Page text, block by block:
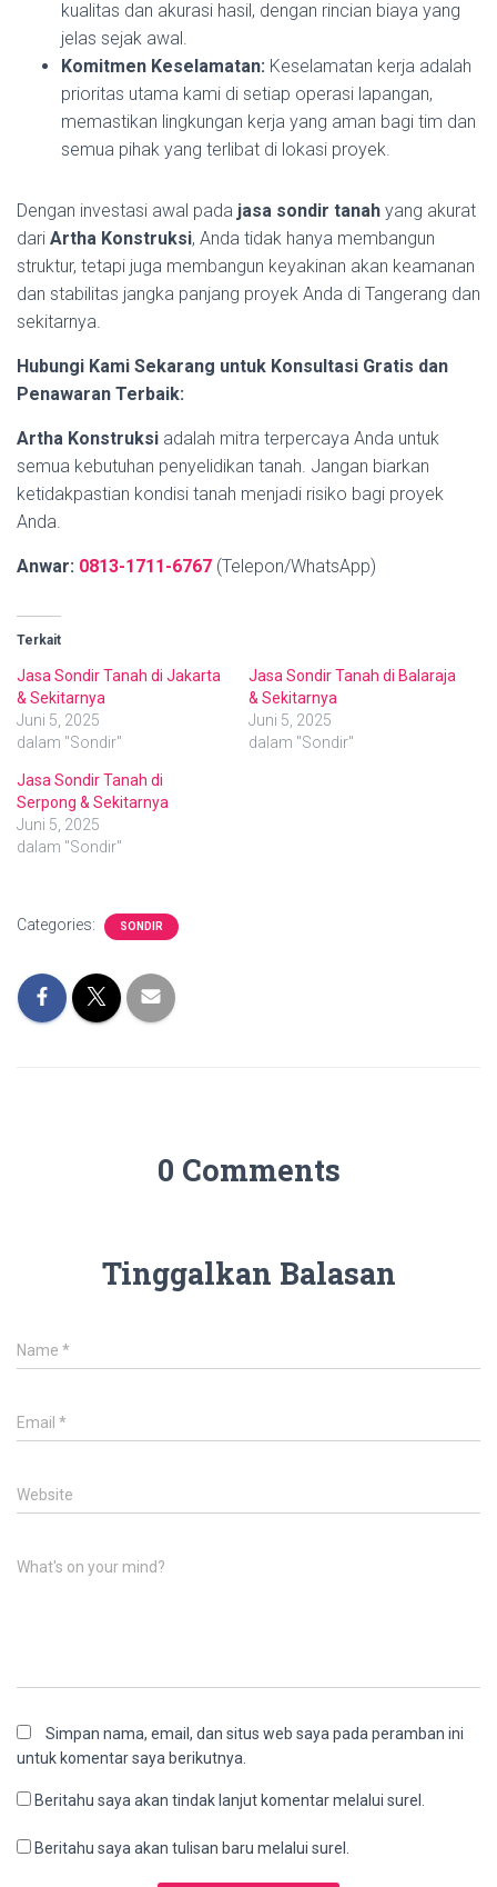
kualitas dan akurasi hasil, dengan rincian biaya yang
jelas sejak awal.
Komitmen Keselamatan: Keselamatan kerja adalah
prioritas utama kami di setiap operasi lapangan,
memastikan lingkungan kerja yang aman bagi tim dan
semua pihak yang terlibat di lokasi proyek.
Dengan investasi awal pada jasa sondir tanah yang akurat
dari Artha Konstruksi, Anda tidak hanya membangun
struktur, tetapi juga membangun keyakinan akan keamanan
dan stabilitas jangka panjang proyek Anda di Tangerang dan
sekitarnya.
Hubungi Kami Sekarang untuk Konsultasi Gratis dan
Penawaran Terbaik:
Artha Konstruksi adalah mitra terpercaya Anda untuk
semua kebutuhan penyelidikan tanah. Jangan biarkan
ketidakpastian kondisi tanah menjadi risiko bagi proyek
Anda.
Anwar: 0813-1711-6767 (Telepon/WhatsApp)
Terkait
Jasa Sondir Tanah di Jakarta
& Sekitarnya
Juni 5, 2025
dalam "Sondir"
Jasa Sondir Tanah di Balaraja
& Sekitarnya
Juni 5, 2025
dalam "Sondir"
Jasa Sondir Tanah di
Serpong & Sekitarnya
Juni 5, 2025
dalam "Sondir"
Categories: SONDIR
0 Comments
Tinggalkan Balasan
Name *
Email *
Website
What's on your mind?
Simpan nama, email, dan situs web saya pada peramban ini
untuk komentar saya berikutnya.
Beritahu saya akan tindak lanjut komentar melalui surel.
Beritahu saya akan tulisan baru melalui surel.